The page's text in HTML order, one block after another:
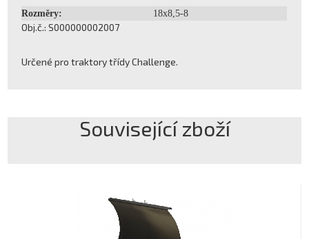
Rozměry: 18x8,5-8
Obj.č.: S000000002007
Určené pro traktory třídy Challenge.
Související zboží